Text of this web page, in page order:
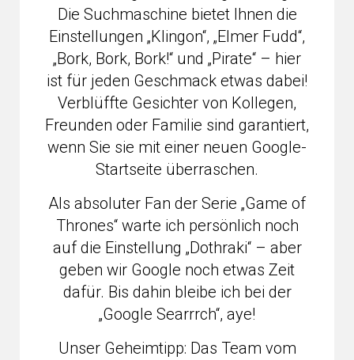
Die Suchmaschine bietet Ihnen die
Einstellungen „Klingon“, „Elmer Fudd“,
„Bork, Bork, Bork!“ und „Pirate“ – hier
ist für jeden Geschmack etwas dabei!
Verblüffte Gesichter von Kollegen,
Freunden oder Familie sind garantiert,
wenn Sie sie mit einer neuen Google-
Startseite überraschen.
Als absoluter Fan der Serie „Game of
Thrones“ warte ich persönlich noch
auf die Einstellung „Dothraki“ – aber
geben wir Google noch etwas Zeit
dafür. Bis dahin bleibe ich bei der
„Google Searrrch“, aye!
Unser Geheimtipp: Das Team vom